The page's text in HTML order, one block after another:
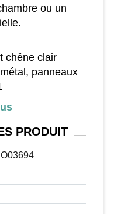
ou un
chêne clair
panneaux
x 90H cm
cm
x 18H cm
: 10 Kg
colis
PRODUIT